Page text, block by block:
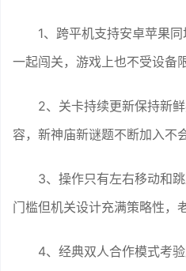
1、跨平机支持安卓苹果
一起闯关，游戏上也不受设备
2、关卡持续更新保持新
容，新神庙新谜题不断加入不
3、操作只有左右移动和
门槛但机关设计充满策略性，
4、经典双人合作模式考